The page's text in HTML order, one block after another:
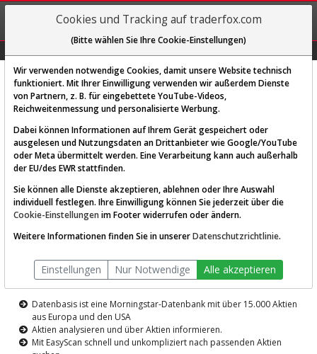
REGIS-
TRIEREN
Diese Funktion ist nur für
AKTIEN-TERMINAL
Die Aktienanalyse-Plattform von
TraderFox
Datenbasis ist eine Morningstar-Datenbank mit über 15.000 Aktien
aus Europa und den USA
Aktien analysieren und über Aktien informieren.
Mit EasyScan schnell und unkompliziert nach passenden Aktien
Cookies und Tracking auf traderfox.com
(Bitte wählen Sie Ihre Cookie-Einstellungen)
Wir verwenden notwendige Cookies, damit unsere Website technisch
funktioniert. Mit Ihrer Einwilligung verwenden wir außerdem Dienste
von Partnern, z. B. für eingebettete YouTube-Videos,
Reichweitenmessung und personalisierte Werbung.
Dabei können Informationen auf Ihrem Gerät gespeichert oder
ausgelesen und Nutzungsdaten an Drittanbieter wie Google/YouTube
oder Meta übermittelt werden. Eine Verarbeitung kann auch außerhalb
der EU/des EWR stattfinden.
Sie können alle Dienste akzeptieren, ablehnen oder Ihre Auswahl
individuell festlegen. Ihre Einwilligung können Sie jederzeit über die
Cookie-Einstellungen im Footer widerrufen oder ändern.
Weitere Informationen finden Sie in unsererDatenschutzrichtlinie.
Einstellungen Nur Notwendige Alle akzeptieren